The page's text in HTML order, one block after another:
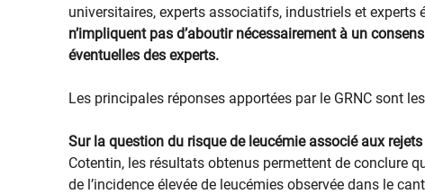
universitaires, experts associatifs, industriels et experts
n’impliquent pas d’aboutir nécessairement à un
éventuelles des experts.
Les principales réponses apportées par le GRNC sont
Sur la question du risque de leucémie associé aux
Cotentin, les résultats obtenus permettent de conclure
de l’incidence élevée de leucémies observée dans le